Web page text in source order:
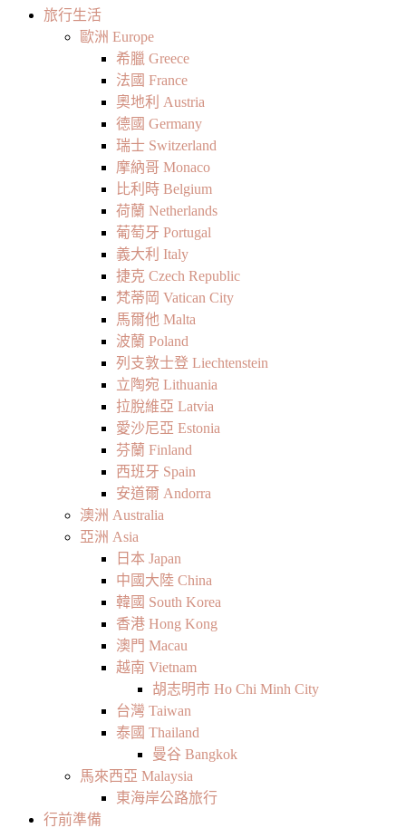
旅行生活
歐洲 Europe
希臘 Greece
法國 France
奧地利 Austria
德國 Germany
瑞士 Switzerland
摩納哥 Monaco
比利時 Belgium
荷蘭 Netherlands
葡萄牙 Portugal
義大利 Italy
捷克 Czech Republic
梵蒂岡 Vatican City
馬爾他 Malta
波蘭 Poland
列支敦士登 Liechtenstein
立陶宛 Lithuania
拉脫維亞 Latvia
愛沙尼亞 Estonia
芬蘭 Finland
西班牙 Spain
安道爾 Andorra
澳洲 Australia
亞洲 Asia
日本 Japan
中國大陸 China
韓國 South Korea
香港 Hong Kong
澳門 Macau
越南 Vietnam
胡志明市 Ho Chi Minh City
台灣 Taiwan
泰國 Thailand
曼谷 Bangkok
馬來西亞 Malaysia
東海岸公路旅行
行前準備